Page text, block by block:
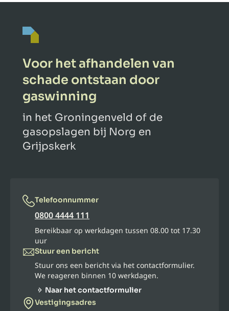
Voor het afhandelen van
schade ontstaan door
gaswinning
in het Groningenveld of de
gasopslagen bij Norg en
Grijpskerk
Telefoonnummer
0800 4444 111
Bereikbaar op werkdagen tussen 08.00 tot 17.30
uur
Stuur een bericht
Stuur ons een bericht via het contactformulier.
We reageren binnen 10 werkdagen.
Naar het contactformulier
Vestigingsadres